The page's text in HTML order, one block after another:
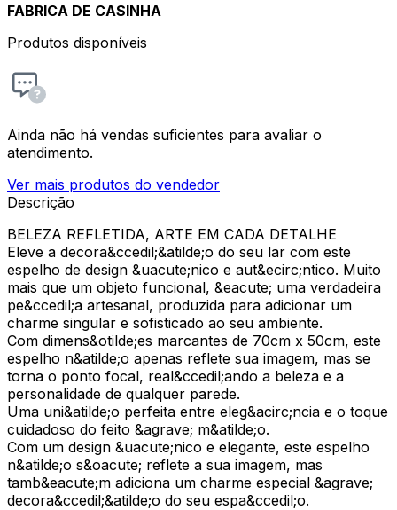
FABRICA DE CASINHA
Produtos disponíveis
Ainda não há vendas suficientes para avaliar o
atendimento.
Ver mais produtos do vendedor
Descrição
BELEZA REFLETIDA, ARTE EM CADA DETALHE
Eleve a decora&ccedil;&atilde;o do seu lar com este
espelho de design &uacute;nico e aut&ecirc;ntico. Muito
mais que um objeto funcional, &eacute; uma verdadeira
pe&ccedil;a artesanal, produzida para adicionar um
charme singular e sofisticado ao seu ambiente.
Com dimens&otilde;es marcantes de 70cm x 50cm, este
espelho n&atilde;o apenas reflete sua imagem, mas se
torna o ponto focal, real&ccedil;ando a beleza e a
personalidade de qualquer parede.
Uma uni&atilde;o perfeita entre eleg&acirc;ncia e o toque
cuidadoso do feito &agrave; m&atilde;o.
Com um design &uacute;nico e elegante, este espelho
n&atilde;o s&oacute; reflete a sua imagem, mas
tamb&eacute;m adiciona um charme especial &agrave;
decora&ccedil;&atilde;o do seu espa&ccedil;o.